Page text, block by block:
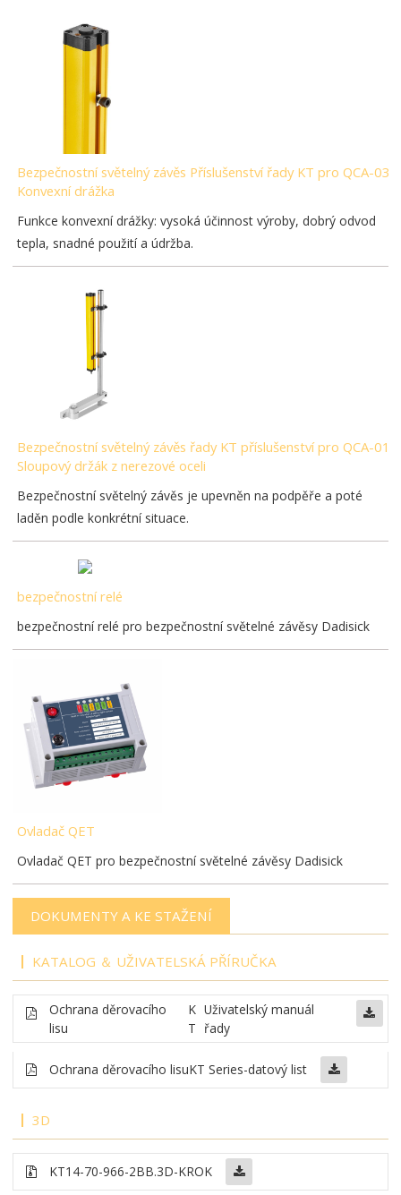
Bezpečnostní světelný závěs Příslušenství řady KT pro QCA-03-
Konvexní drážka
Funkce konvexní drážky: vysoká účinnost výroby, dobrý odvod
tepla, snadné použití a údržba.
Bezpečnostní světelný závěs řady KT příslušenství pro QCA-01
Sloupový držák z nerezové oceli
Bezpečnostní světelný závěs je upevněn na podpěře a poté
laděn podle konkrétní situace.
bezpečnostní relé
bezpečnostní relé pro bezpečnostní světelné závěsy Dadisick
Ovladač QET
Ovladač QET pro bezpečnostní světelné závěsy Dadisick
DOKUMENTY A KE STAŽENÍ
KATALOG ＆ UŽIVATELSKÁ PŘÍRUČKA
Ochrana děrovacího
lisu
K
T
Uživatelský manuál
řady
Ochrana děrovacího lisuKT Series-datový list
3D
KT14-70-966-2BB.3D-KROK